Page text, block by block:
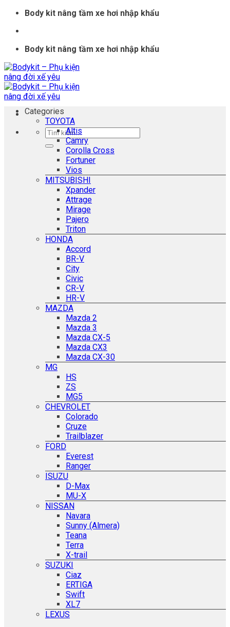
Skip
content
Body kit nâng tầm xe hơi nhập khẩu
Body kit nâng tầm xe hơi nhập khẩu
Tìm
kiếm:
Categories
TOYOTA
Altis
Camry
Corolla Cross
Fortuner
Vios
MITSUBISHI
Xpander
Attrage
Mirage
Pajero
Triton
HONDA
Accord
BR-V
City
Civic
CR-V
HR-V
MAZDA
Mazda 2
Mazda 3
Mazda CX-5
Mazda CX3
Mazda CX-30
MG
HS
ZS
MG5
CHEVROLET
Colorado
Cruze
Trailblazer
FORD
Everest
Ranger
ISUZU
D-Max
MU-X
NISSAN
Navara
Sunny (Almera)
Teana
Terra
X-trail
SUZUKI
Ciaz
ERTIGA
Swift
XL7
LEXUS